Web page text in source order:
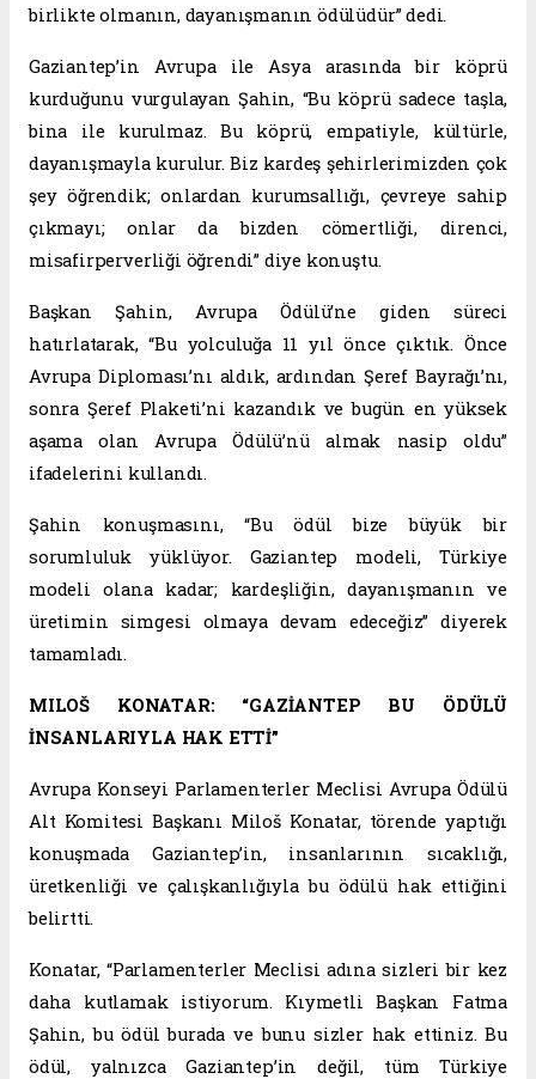
birlikte olmanın, dayanışmanın ödülüdür” dedi.
Gaziantep’in Avrupa ile Asya arasında bir köprü
kurduğunu vurgulayan Şahin, “Bu köprü sadece taşla,
bina ile kurulmaz. Bu köprü, empatiyle, kültürle,
dayanışmayla kurulur. Biz kardeş şehirlerimizden çok
şey öğrendik; onlardan kurumsallığı, çevreye sahip
çıkmayı; onlar da bizden cömertliği, direnci,
misafirperverliği öğrendi” diye konuştu.
Başkan Şahin, Avrupa Ödülü’ne giden süreci
hatırlatarak, “Bu yolculuğa 11 yıl önce çıktık. Önce
Avrupa Diploması’nı aldık, ardından Şeref Bayrağı’nı,
sonra Şeref Plaketi’ni kazandık ve bugün en yüksek
aşama olan Avrupa Ödülü’nü almak nasip oldu”
ifadelerini kullandı.
Şahin konuşmasını, “Bu ödül bize büyük bir
sorumluluk yüklüyor. Gaziantep modeli, Türkiye
modeli olana kadar; kardeşliğin, dayanışmanın ve
üretimin simgesi olmaya devam edeceğiz” diyerek
tamamladı.
MILOŠ KONATAR: “GAZİANTEP BU ÖDÜLÜ
İNSANLARIYLA HAK ETTİ”
Avrupa Konseyi Parlamenterler Meclisi Avrupa Ödülü
Alt Komitesi Başkanı Miloš Konatar, törende yaptığı
konuşmada Gaziantep’in, insanlarının sıcaklığı,
üretkenliği ve çalışkanlığıyla bu ödülü hak ettiğini
belirtti.
Konatar, “Parlamenterler Meclisi adına sizleri bir kez
daha kutlamak istiyorum. Kıymetli Başkan Fatma
Şahin, bu ödül burada ve bunu sizler hak ettiniz. Bu
ödül, yalnızca Gaziantep’in değil, tüm Türkiye